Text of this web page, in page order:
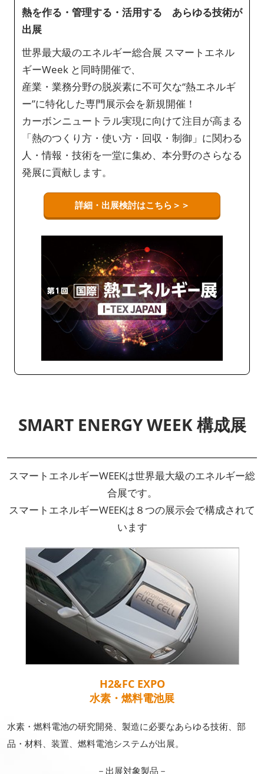
熱を作る・管理する・活用する あらゆる技術が
出展
世界最大級のエネルギー総合展 スマートエネル
ギーWeek と同時開催で、
産業・業務分野の脱炭素に不可欠な“熱エネルギ
ー”に特化した専門展示会を新規開催！
カーボンニュートラル実現に向けて注目が高まる
「熱のつくり方・使い方・回収・制御」に関わる
人・情報・技術を一堂に集め、本分野のさらなる
発展に貢献します。
詳細・出展検討はこちら＞＞
SMART ENERGY WEEK 構成展
スマートエネルギーWEEKは世界最大級のエネルギー総
合展です。
スマートエネルギーWEEKは８つの展示会で構成されて
います
H2&FC EXPO
水素・燃料電池展
水素・燃料電池の研究開発、製造に必要なあらゆる技術、部
品・材料、装置、燃料電池システムが出展。
－出展対象製品－